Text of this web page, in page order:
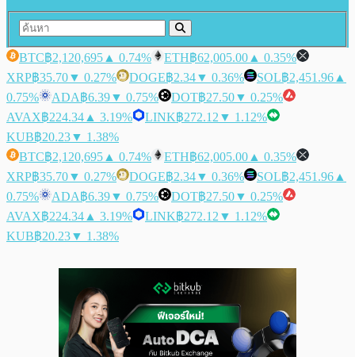
BTC฿2,120,695 ▲ 0.74% ETH฿62,005.00 ▲ 0.35%
XRP฿35.70▼ 0.27% DOGE฿2.34▼ 0.36% SOL฿2,451.96 ▲
0.75%
ADA฿6.39▼ 0.75% DOT฿27.50▼ 0.25%
AVAX฿224.34 ▲ 3.19% LINK฿272.12 ▼ 1.12%
KUB฿20.23▼ 1.38%
BTC฿2,120,695 ▲ 0.74% ETH฿62,005.00 ▲ 0.35%
XRP฿35.70▼ 0.27% DOGE฿2.34▼ 0.36% SOL฿2,451.96 ▲
0.75%
ADA฿6.39▼ 0.75% DOT฿27.50▼ 0.25%
AVAX฿224.34 ▲ 3.19% LINK฿272.12 ▼ 1.12%
KUB฿20.23▼ 1.38%